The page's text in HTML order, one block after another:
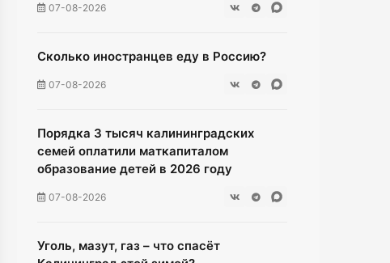
07-08-2026
Сколько иностранцев еду в Россию?
07-08-2026
Порядка 3 тысяч калининградских
семей оплатили маткапиталом
образование детей в 2026 году
07-08-2026
Уголь, мазут, газ – что спасёт